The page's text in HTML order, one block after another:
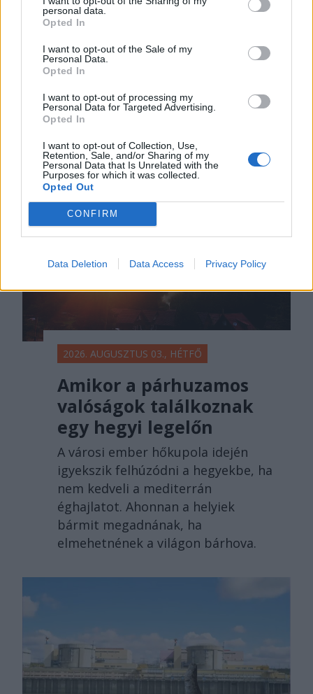
personal data.
Opted In
I want to opt-out of the Sale of my
Personal Data.
Opted In
I want to opt-out of processing my
Personal Data for Targeted Advertising.
Opted In
I want to opt-out of Collection, Use,
Retention, Sale, and/or Sharing of my
Personal Data that Is Unrelated with the
Purposes for which it was collected.
Opted Out
CONFIRM
Data Deletion Data Access Privacy Policy
A mélyülő energetikai
válság a mélyülő
politikai válsággal
együtt elhozhatja a hét
szűk esztendőt
Meddig engedhetjük meg még
jelek szerint többé már nem.
2026. AUGUSZTUS 03., HÉTFŐ
Amikor a párhuzamos
valóságok találkoznak
egy hegyi legelőn
A városi ember hőkupola idején
igyekszik felhúzódni a hegyekbe, ha
nem kedveli a mediterrán
éghajlatot. Ahonnan a helyiek
bármit megadnának, ha
elmehetnének a világon bárhova.